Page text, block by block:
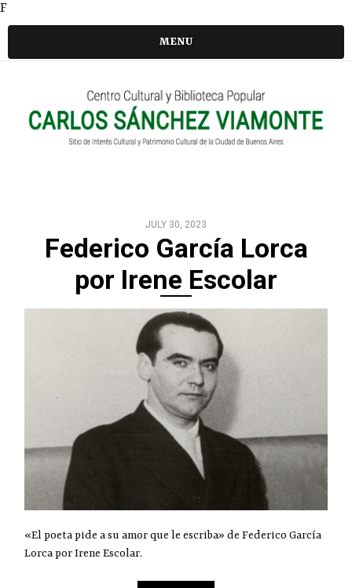
F
MENU
JULY 30, 2023
Federico García Lorca
por Irene Escolar
«El poeta pide a su amor que le escriba» de Federico García
Lorca por Irene Escolar.